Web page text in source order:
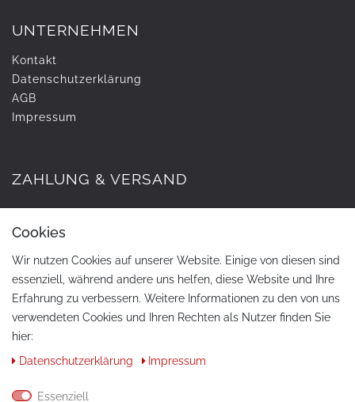
UNTERNEHMEN
Kontakt
Daten­schutz­erklärung
AGB
Impressum
ZAHLUNG & VERSAND
Cookies
Wir nutzen Cookies auf unserer Website. Einige von diesen sind
essenziell, während andere uns helfen, diese Website und Ihre
Erfahrung zu verbessern. Weitere Informationen zu den von uns
verwendeten Cookies und Ihren Rechten als Nutzer finden Sie
hier:
Daten­schutz­erklärung
Impressum
Essenziell